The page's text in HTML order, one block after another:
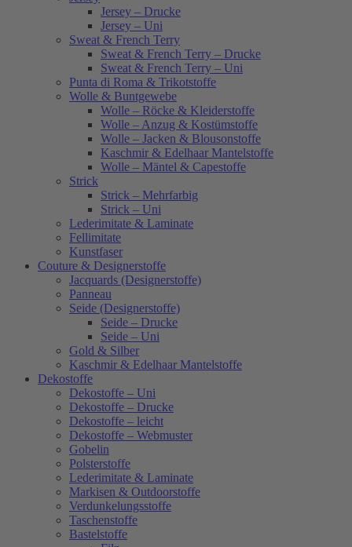
Jersey – Drucke
Jersey – Uni
Sweat & French Terry
Sweat & French Terry – Drucke
Sweat & French Terry – Uni
Punta di Roma & Trikotstoffe
Wolle & Buntgewebe
Wolle – Röcke & Kleiderstoffe
Wolle – Anzug & Kostümstoffe
Wolle – Jacken & Blousonstoffe
Kaschmir & Edelhaar Mantelstoffe
Wolle – Mäntel & Capestoffe
Strick
Strick – Mehrfarbig
Strick – Uni
Lederimitate & Laminate
Fellimitate
Kunstfaser
Couture & Designerstoffe
Jacquards (Designerstoffe)
Panneau
Seide (Designerstoffe)
Seide – Drucke
Seide – Uni
Gold & Silber
Kaschmir & Edelhaar Mantelstoffe
Dekostoffe
Dekostoffe – Uni
Dekostoffe – Drucke
Dekostoffe – leicht
Dekostoffe – Webmuster
Gobelin
Polsterstoffe
Lederimitate & Laminate
Markisen & Outdoorstoffe
Verdunkelungsstoffe
Taschenstoffe
Bastelstoffe